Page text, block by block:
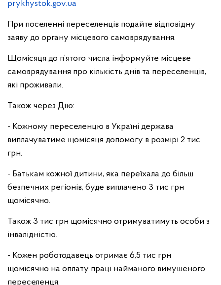
prykhystok.gov.ua
При поселенні переселенців подайте відповідну
заяву до органу місцевого самоврядування.
Щомісяця до п‘ятого числа інформуйте місцеве
самоврядування про кількість днів та переселенців,
які проживали.
Також через Дію:
- Кожному переселенцю в Україні держава
виплачуватиме щомісяця допомогу в розмірі 2 тис
грн.
- Батькам кожної дитини, яка переїхала до більш
безпечних регіонів, буде виплачено 3 тис грн
щомісячно.
Також 3 тис грн щомісячно отримуватимуть особи з
інвалідністю.
- Кожен роботодавець отримає 6,5 тис грн
щомісячно на оплату праці найманого вимушеного
переселенця.